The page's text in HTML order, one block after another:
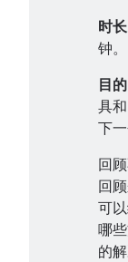
时长
钟。
目的
具
下
回
回
可
哪
的